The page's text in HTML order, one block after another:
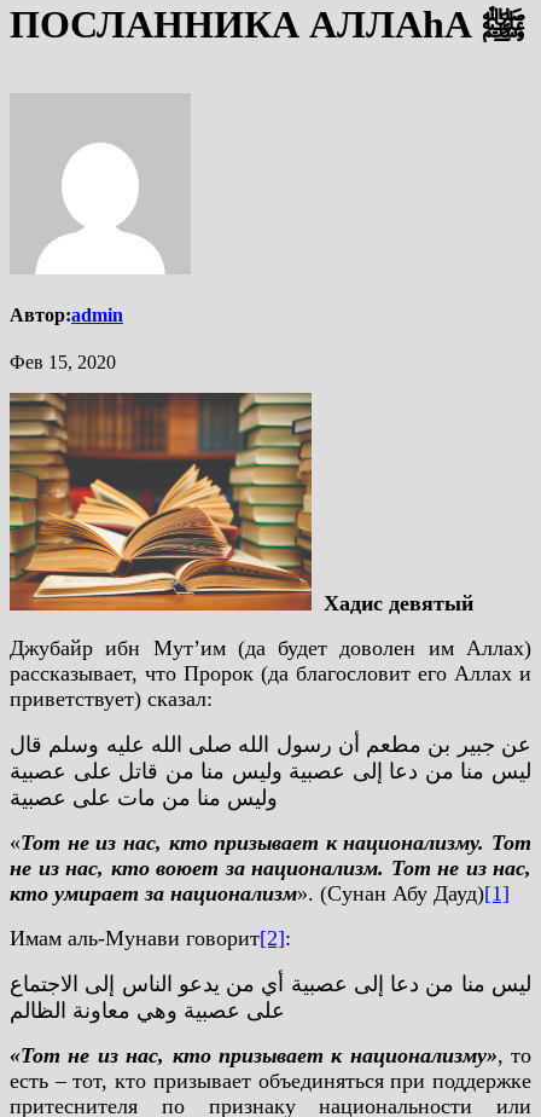
ПОСЛАННИКА АЛЛАhА ﷺ
Автор:admin
Фев 15, 2020
Хадис девятый
Джубайр ибн Мут’им (да будет доволен им Аллах)
рассказывает, что Пророк (да благословит его Аллах и
приветствует) сказал:
عن جبير بن مطعم أن رسول الله صلى الله عليه وسلم قال
ليس منا من دعا إلى عصبية وليس منا من قاتل على عصبية
وليس منا من مات على عصبية
«Тот не из нас, кто призывает к национализму. Тот
не из нас, кто воюет за национализм. Тот не из нас,
кто умирает за национализм». (Сунан Абу Дауд)[1]
Имам аль-Мунави говорит[2]:
ليس منا من دعا إلى عصبية أي من يدعو الناس إلى الاجتماع
على عصبية وهي معاونة الظالم
«Тот не из нас, кто призывает к национализму», то
есть – тот, кто призывает объединяться при поддержке
притеснителя по признаку национальности или